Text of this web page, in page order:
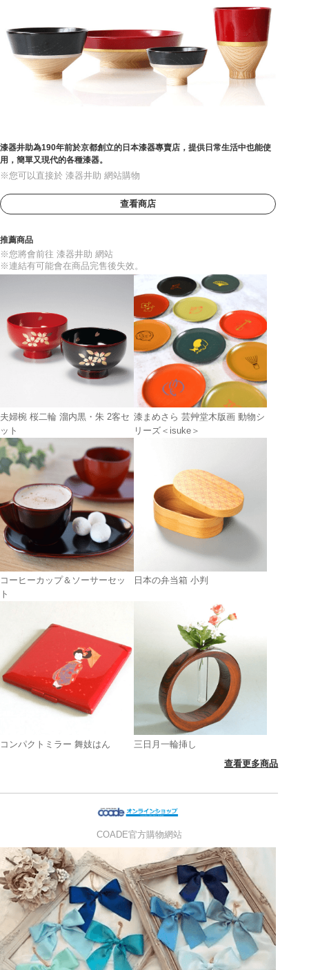
漆器井助為190年前於京都創立的日本漆器專賣店，提供日常生活中也能使
用，簡單又現代的各種漆器。
※您可以直接於 漆器井助 網站購物
查看商店
推薦商品
※您將會前往 漆器井助 網站
※連結有可能會在商品完售後失效。
夫婦椀 桜二輪 溜内黒・朱 2客セ
ット
漆まめさら 芸艸堂木版画 動物シ
リーズ＜isuke＞
コーヒーカップ＆ソーサーセッ
ト
日本の弁当箱 小判
コンパクトミラー 舞妓はん
三日月一輪挿し
查看更多商品
COADE官方購物網站